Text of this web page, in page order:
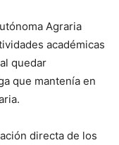
Agraria
académicas
quedar
que mantenía en
directa de los